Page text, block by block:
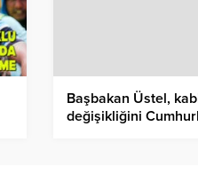
Başbakan Üstel,
değişikliğini